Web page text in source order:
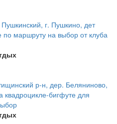
по маршруту на выбор от клуба
квадроцикле-бигфуте для